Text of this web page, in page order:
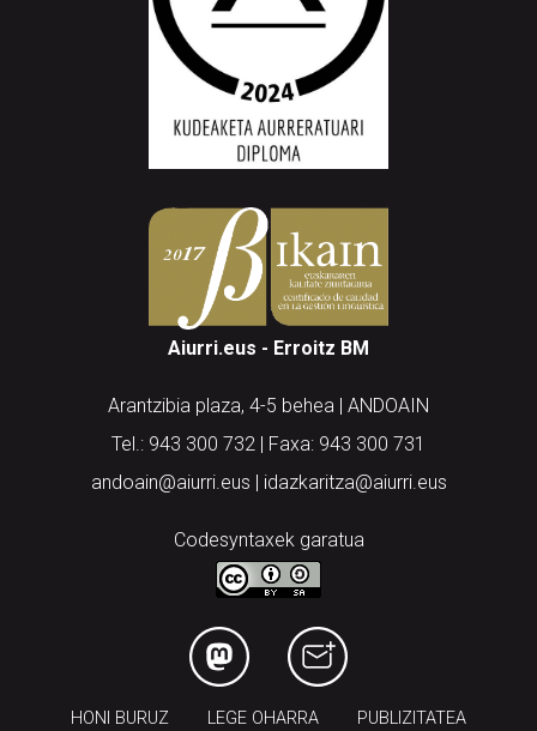
Aiurri.eus - Erroitz BM
Arantzibia plaza, 4-5 behea | ANDOAIN
Tel.: 943 300 732 | Faxa: 943 300 731
andoain@aiurri.eus | idazkaritza@aiurri.eus
Codesyntaxek garatua
HONI BURUZ LEGE OHARRA PUBLIZITATEA